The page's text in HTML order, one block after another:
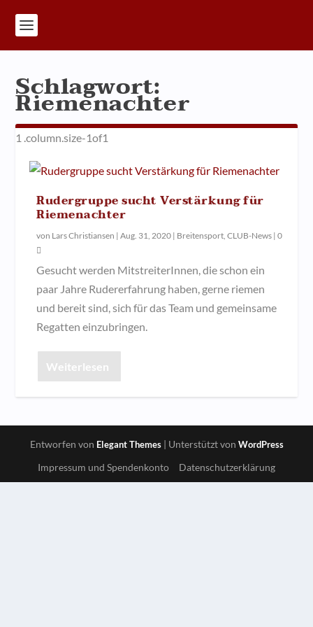
Schlagwort:
Riemenachter
Rudergruppe sucht Verstärkung für
Riemenachter
von Lars Christiansen |Aug. 31, 2020 | Breitensport,CLUB-News |0
Gesucht werden MitstreiterInnen, die schon ein
paar Jahre Rudererfahrung haben, gerne riemen
und bereit sind, sich für das Team und gemeinsame
Regatten einzubringen.
Weiterlesen
Entworfen von Elegant Themes| Unterstützt von WordPress
Impressum und Spendenkonto Datenschutzerklärung